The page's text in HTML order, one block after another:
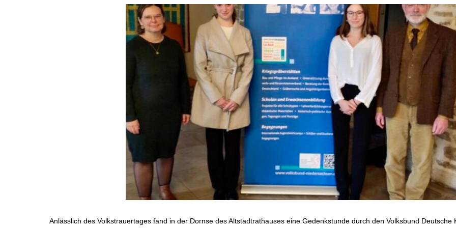
Anlässlich des Volkstrauertages fand in der Dornse des Altstadtrathauses eine Gedenkstunde durch den Volksbund Deutsche